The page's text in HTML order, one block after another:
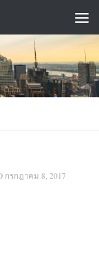
กรกฎาคม 8, 2017